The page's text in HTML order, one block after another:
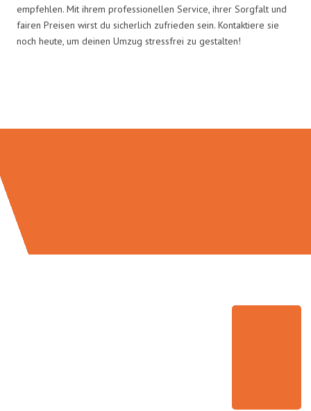
empfehlen. Mit ihrem professionellen Service, ihrer Sorgfalt und
fairen Preisen wirst du sicherlich zufrieden sein. Kontaktiere sie
noch heute, um deinen Umzug stressfrei zu gestalten!